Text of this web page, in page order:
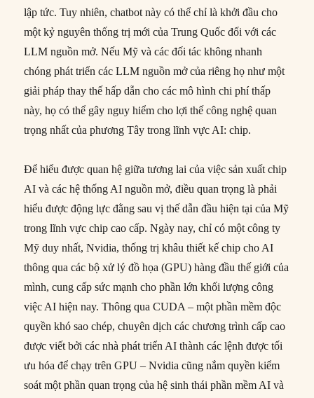
lập tức. Tuy nhiên, chatbot này có thể chỉ là khởi đầu cho
một kỷ nguyên thống trị mới của Trung Quốc đối với các
LLM nguồn mở. Nếu Mỹ và các đối tác không nhanh
chóng phát triển các LLM nguồn mở của riêng họ như một
giải pháp thay thế hấp dẫn cho các mô hình chi phí thấp
này, họ có thể gây nguy hiểm cho lợi thế công nghệ quan
trọng nhất của phương Tây trong lĩnh vực AI: chip.
Để hiểu được quan hệ giữa tương lai của việc sản xuất chip
AI và các hệ thống AI nguồn mở, điều quan trọng là phải
hiểu được động lực đằng sau vị thế dẫn đầu hiện tại của Mỹ
trong lĩnh vực chip cao cấp. Ngày nay, chỉ có một công ty
Mỹ duy nhất, Nvidia, thống trị khâu thiết kế chip cho AI
thông qua các bộ xử lý đồ họa (GPU) hàng đầu thế giới của
mình, cung cấp sức mạnh cho phần lớn khối lượng công
việc AI hiện nay. Thông qua CUDA – một phần mềm độc
quyền khó sao chép, chuyên dịch các chương trình cấp cao
được viết bởi các nhà phát triển AI thành các lệnh được tối
ưu hóa để chạy trên GPU – Nvidia cũng nắm quyền kiểm
soát một phần quan trọng của hệ sinh thái phần mềm AI và